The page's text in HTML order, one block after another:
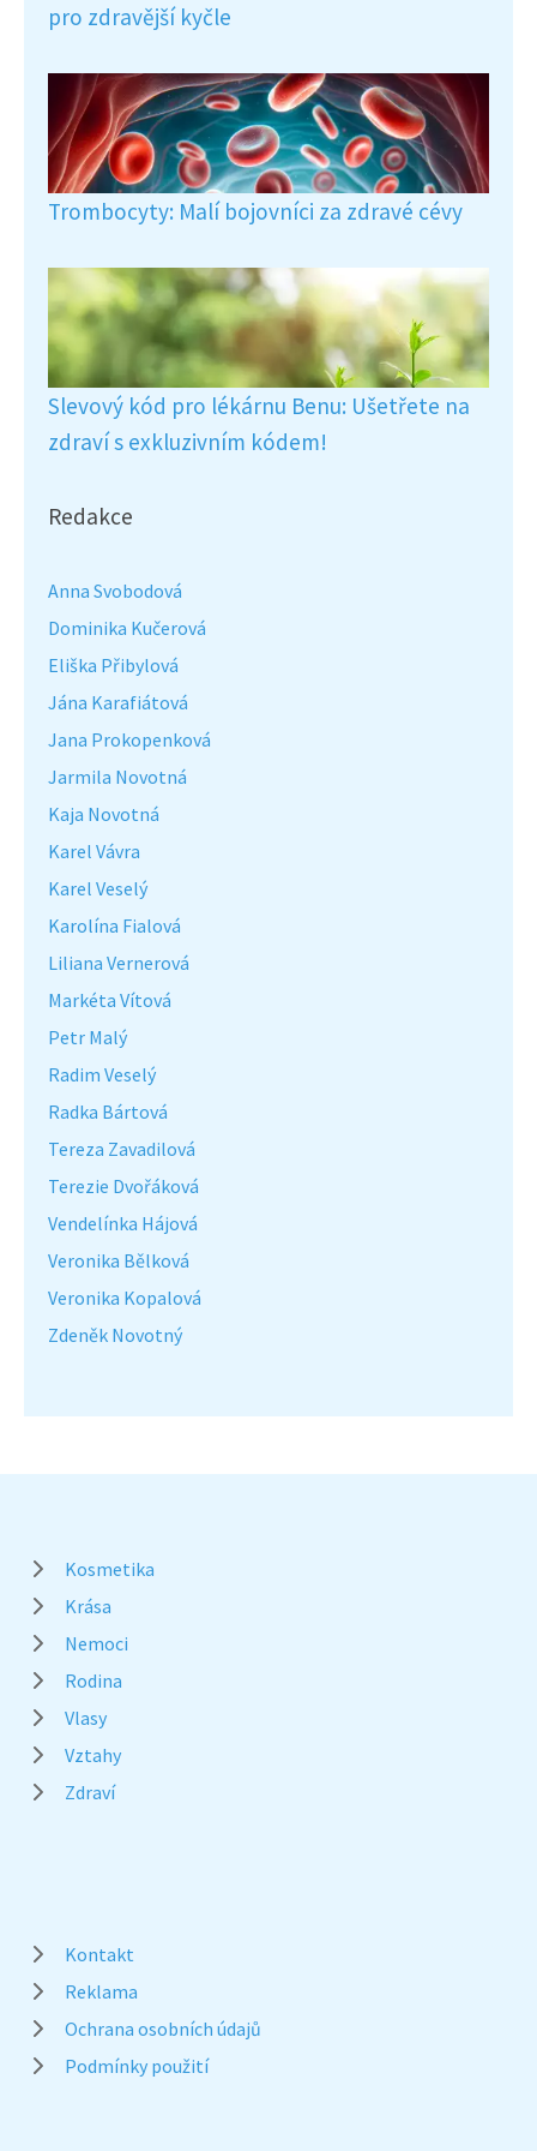
pro zdravější kyčle
Trombocyty: Malí bojovníci za zdravé cévy
Slevový kód pro lékárnu Benu: Ušetřete na
zdraví s exkluzivním kódem!
Redakce
Anna Svobodová
Dominika Kučerová
Eliška Přibylová
Jána Karafiátová
Jana Prokopenková
Jarmila Novotná
Kaja Novotná
Karel Vávra
Karel Veselý
Karolína Fialová
Liliana Vernerová
Markéta Vítová
Petr Malý
Radim Veselý
Radka Bártová
Tereza Zavadilová
Terezie Dvořáková
Vendelínka Hájová
Veronika Bělková
Veronika Kopalová
Zdeněk Novotný
Kosmetika
Krása
Nemoci
Rodina
Vlasy
Vztahy
Zdraví
Kontakt
Reklama
Ochrana osobních údajů
Podmínky použití